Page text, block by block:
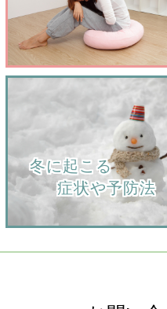
    冬に起こる
         症状や予防法